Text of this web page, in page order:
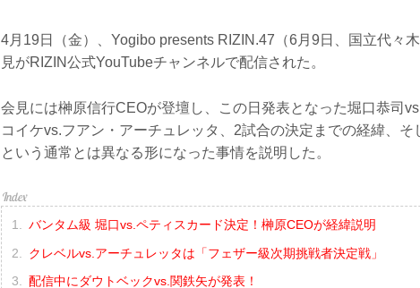
4月19日（金）、Yogibo presents RIZIN.47（6月9日、国立代々
見がRIZIN公式YouTubeチャンネルで配信された。
会見には榊原信行CEOが登壇し、この日発表となった堀口恭司
コイケvs.フアン・アーチュレッタ、2試合の決定までの経緯、
という通常とは異なる形になった事情を説明した。
バンタム級 堀口vs.ペティスカード決定！榊原CEOが経緯説明
クレベルvs.アーチュレッタは「フェザー級次期挑戦者決定戦」
配信中にダウトベックvs.関鉄矢が発表！